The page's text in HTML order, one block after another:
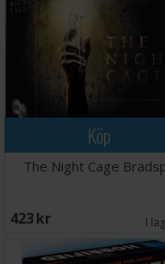
Köp
The Night Cage
423 SEK I